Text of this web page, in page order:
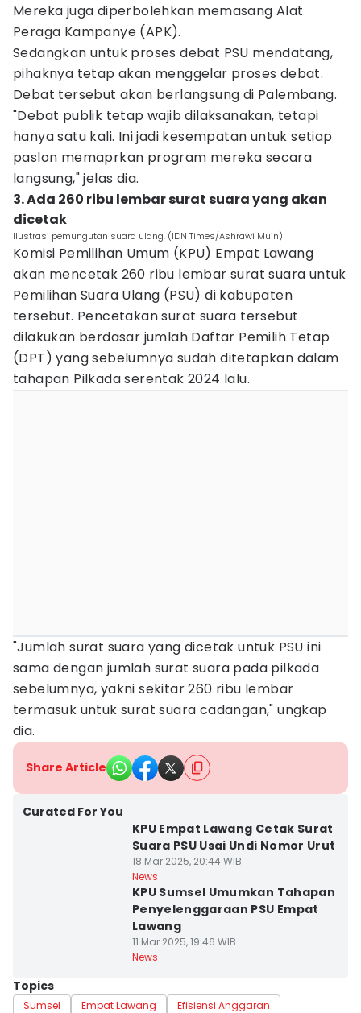
Mereka juga diperbolehkan memasang Alat
Peraga Kampanye (APK).
Sedangkan untuk proses debat PSU mendatang,
pihaknya tetap akan menggelar proses debat.
Debat tersebut akan berlangsung di Palembang.
"Debat publik tetap wajib dilaksanakan, tetapi
hanya satu kali. Ini jadi kesempatan untuk setiap
paslon memaprkan program mereka secara
langsung," jelas dia.
3. Ada 260 ribu lembar surat suara yang akan
dicetak
Ilustrasi pemungutan suara ulang. (IDN Times/Ashrawi Muin)
Komisi Pemilihan Umum (KPU) Empat Lawang
akan mencetak 260 ribu lembar surat suara untuk
Pemilihan Suara Ulang (PSU) di kabupaten
tersebut. Pencetakan surat suara tersebut
dilakukan berdasar jumlah Daftar Pemilih Tetap
(DPT) yang sebelumnya sudah ditetapkan dalam
tahapan Pilkada serentak 2024 lalu.
"Jumlah surat suara yang dicetak untuk PSU ini
sama dengan jumlah surat suara pada pilkada
sebelumnya, yakni sekitar 260 ribu lembar
termasuk untuk surat suara cadangan," ungkap
dia.
Share Article
Curated For You
KPU Empat Lawang Cetak Surat
Suara PSU Usai Undi Nomor Urut
18 Mar 2025, 20:44 WIB
News
KPU Sumsel Umumkan Tahapan
Penyelenggaraan PSU Empat
Lawang
11 Mar 2025, 19:46 WIB
News
Topics
Sumsel Empat Lawang
Efisiensi Anggaran